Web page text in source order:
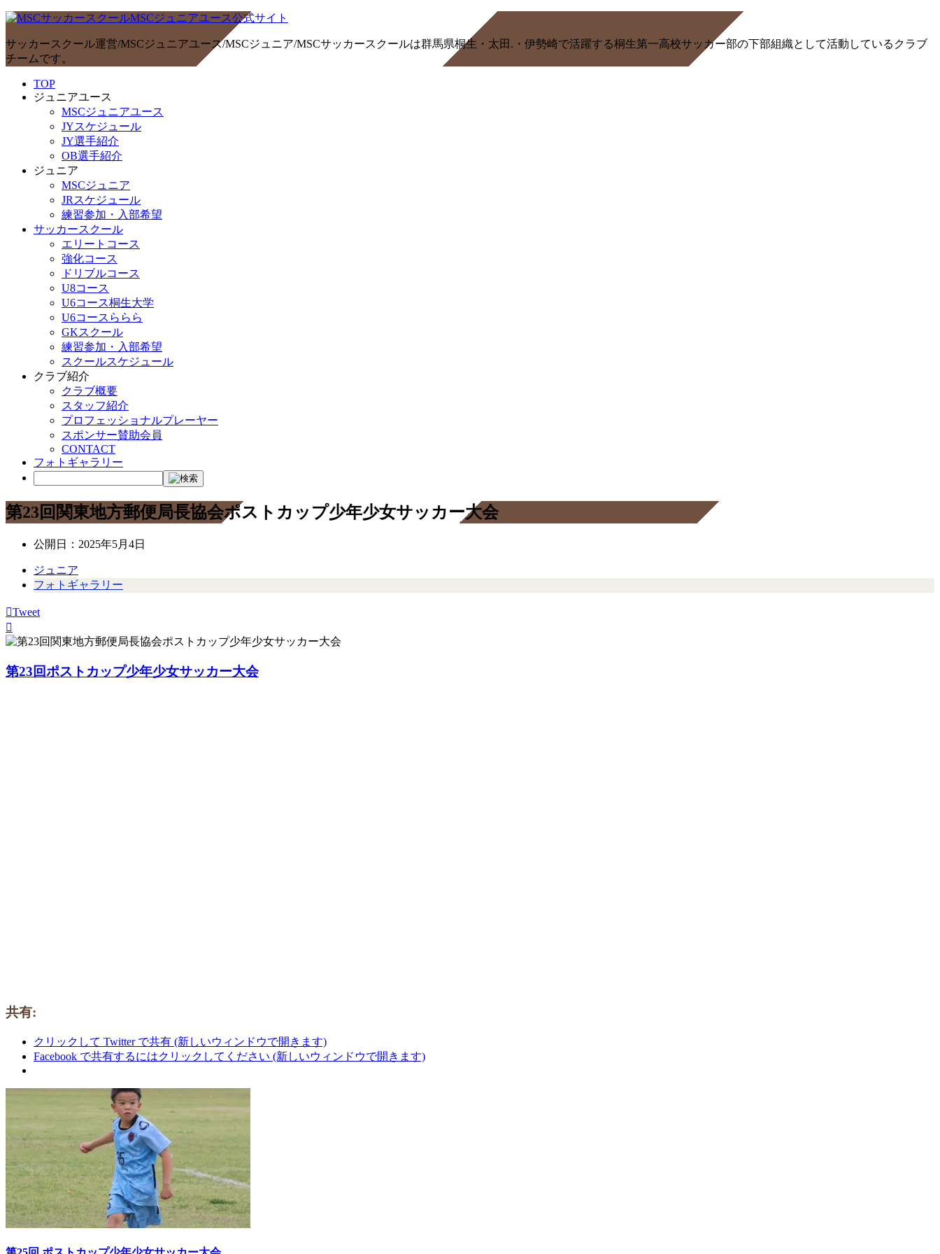
サッカースクール運営/MSCジュニアユース/MSCジュニア/MSCサッカースクールは群馬県桐生・太田.・伊勢崎で活躍する桐生第一高校サッカー部の下部組織として活動しているクラブ
チームです。
TOP
ジュニアユース
MSCジュニアユース
JYスケジュール
JY選手紹介
OB選手紹介
ジュニア
MSCジュニア
JRスケジュール
練習参加・入部希望
サッカースクール
エリートコース
強化コース
ドリブルコース
U8コース
U6コース桐生大学
U6コースららら
GKスクール
練習参加・入部希望
スクールスケジュール
クラブ紹介
クラブ概要
スタッフ紹介
プロフェッショナルプレーヤー
スポンサー賛助会員
CONTACT
フォトギャラリー
第23回関東地方郵便局長協会ポストカップ少年少女サッカー大会
公開日： 2025年5月4日
ジュニア
フォトギャラリー
Tweet
第23回ポストカップ少年少女サッカー大会
共有:
クリックして Twitter で共有 (新しいウィンドウで開きます)
Facebook で共有するにはクリックしてください (新しいウィンドウで開きます)